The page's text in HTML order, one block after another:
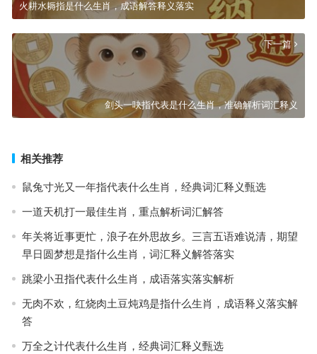
火耕水耨指是什么生肖，成语解答释义落实
下一篇
剑头一吷指代表是什么生肖，准确解析词汇释义
相关推荐
鼠兔寸光又一年指代表什么生肖，经典词汇释义甄选
一道天机打一最佳生肖，重点解析词汇解答
年关将近事更忙，浪子在外思故乡。三言五语难说清，期望
早日圆梦想是指什么生肖，词汇释义解答落实
跳梁小丑指代表什么生肖，成语落实落实解析
无肉不欢，红烧肉土豆炖鸡是指什么生肖，成语释义落实解
答
万全之计代表什么生肖，经典词汇释义甄选